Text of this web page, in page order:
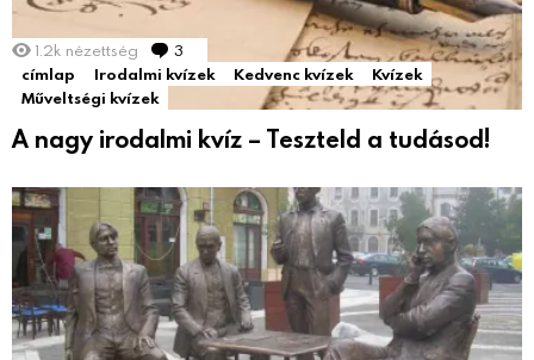
1.2k nézettség 3
címlap
Irodalmi kvízek Kedvenc kvízek
Kvízek
Műveltségi kvízek
A nagy irodalmi kvíz – Teszteld a tudásod!